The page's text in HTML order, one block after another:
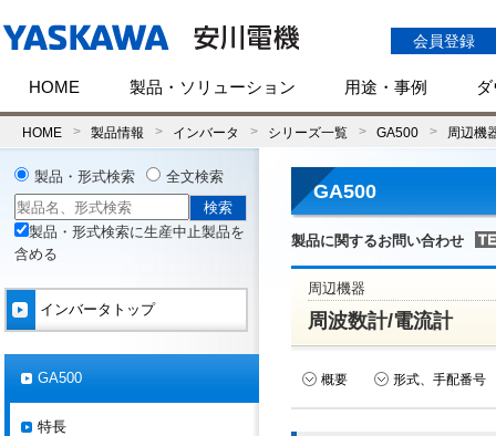
会員登録
HOME 製品・ソリューション 用途・事例
HOME 製品情報 インバータ シリーズ一覧 GA500 周辺機
GA500
製品に関するお問い合わせ
周辺機器
周波数計/電流計
概要 形式、手配番号
製品・形式検索 全文検索
製品・形式検索に生産中止製品を
含める
インバータトップ
GA500
特長